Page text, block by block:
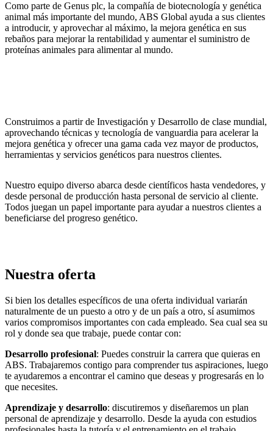
Como parte de Genus plc, la compañía de biotecnología y genética
animal más importante del mundo, ABS Global ayuda a sus clientes
a introducir, y aprovechar al máximo, la mejora genética en sus
rebaños para mejorar la rentabilidad y aumentar el suministro de
proteínas animales para alimentar al mundo.
Construimos a partir de Investigación y Desarrollo de clase mundial,
aprovechando técnicas y tecnología de vanguardia para acelerar la
mejora genética y ofrecer una gama cada vez mayor de productos,
herramientas y servicios genéticos para nuestros clientes.
Nuestro equipo diverso abarca desde científicos hasta vendedores, y
desde personal de producción hasta personal de servicio al cliente.
Todos juegan un papel importante para ayudar a nuestros clientes a
beneficiarse del progreso genético.
Nuestra oferta
Si bien los detalles específicos de una oferta individual variarán
naturalmente de un puesto a otro y de un país a otro, sí asumimos
varios compromisos importantes con cada empleado. Sea cual sea su
rol y donde sea que trabaje, puede contar con:
Desarrollo profesional: Puedes construir la carrera que quieras en
ABS. Trabajaremos contigo para comprender tus aspiraciones, luego
te ayudaremos a encontrar el camino que deseas y progresarás en lo
que necesites.
Aprendizaje y desarrollo: discutiremos y diseñaremos un plan
personal de aprendizaje y desarrollo. Desde la ayuda con estudios